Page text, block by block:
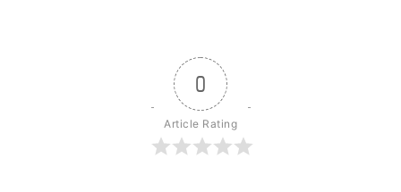
0
Article Rating